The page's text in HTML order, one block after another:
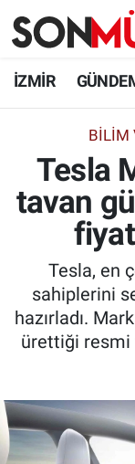
İZMİR
BILIM
Tesla
tavan
Tesla, en
sahiplerini
hazırladı.
ürettiği resmi
İzmir
İzmir
İzmir Trafik
Süper Lig
Tüm
Son Dakika
Haber Arşivi